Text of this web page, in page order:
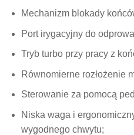
Mechanizm blokady
Port irygacyjny do
Tryb turbo przy pracy z
Równomierne rozłożenie
Sterowanie za pomocą
Niska waga i
wygodnego chwytu;